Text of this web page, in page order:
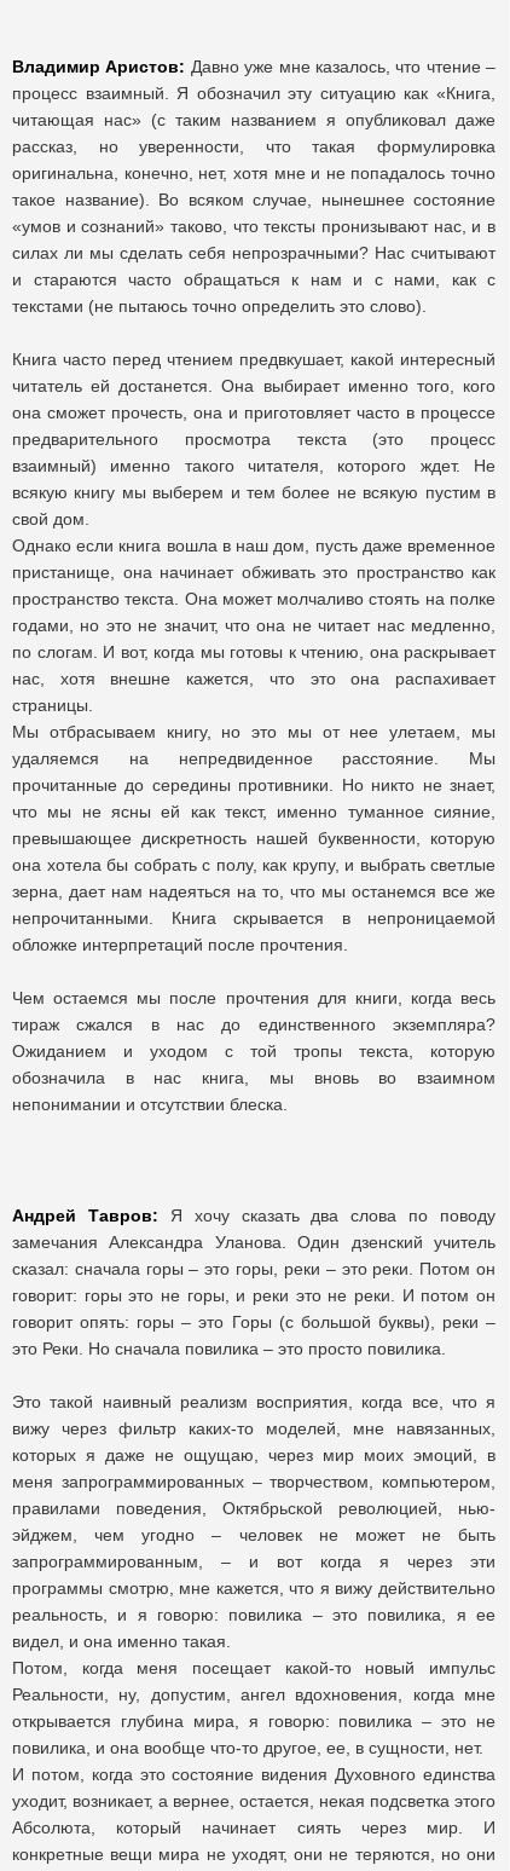
Владимир Аристов: Давно уже мне казалось, что чтение –
процесс взаимный. Я обозначил эту ситуацию как «Книга,
читающая нас» (с таким названием я опубликовал даже
рассказ, но уверенности, что такая формулировка
оригинальна, конечно, нет, хотя мне и не попадалось точно
такое название). Во всяком случае, нынешнее состояние
«умов и сознаний» таково, что тексты пронизывают нас, и в
силах ли мы сделать себя непрозрачными? Нас считывают
и стараются часто обращаться к нам и с нами, как с
текстами (не пытаюсь точно определить это слово).
Книга часто перед чтением предвкушает, какой интересный
читатель ей достанется. Она выбирает именно того, кого
она сможет прочесть, она и приготовляет часто в процессе
предварительного просмотра текста (это процесс
взаимный) именно такого читателя, которого ждет. Не
всякую книгу мы выберем и тем более не всякую пустим в
свой дом.
Однако если книга вошла в наш дом, пусть даже временное
пристанище, она начинает обживать это пространство как
пространство текста. Она может молчаливо стоять на полке
годами, но это не значит, что она не читает нас медленно,
по слогам. И вот, когда мы готовы к чтению, она раскрывает
нас, хотя внешне кажется, что это она распахивает
страницы.
Мы отбрасываем книгу, но это мы от нее улетаем, мы
удаляемся на непредвиденное расстояние. Мы
прочитанные до середины противники. Но никто не знает,
что мы не ясны ей как текст, именно туманное сияние,
превышающее дискретность нашей буквенности, которую
она хотела бы собрать с полу, как крупу, и выбрать светлые
зерна, дает нам надеяться на то, что мы останемся все же
непрочитанными. Книга скрывается в непроницаемой
обложке интерпретаций после прочтения.
Чем остаемся мы после прочтения для книги, когда весь
тираж сжался в нас до единственного экземпляра?
Ожиданием и уходом с той тропы текста, которую
обозначила в нас книга, мы вновь во взаимном
непонимании и отсутствии блеска.
Андрей Тавров: Я хочу сказать два слова по поводу
замечания Александра Уланова. Один дзенский учитель
сказал: сначала горы – это горы, реки – это реки. Потом он
говорит: горы это не горы, и реки это не реки. И потом он
говорит опять: горы – это Горы (с большой буквы), реки –
это Реки. Но сначала повилика – это просто повилика.
Это такой наивный реализм восприятия, когда все, что я
вижу через фильтр каких-то моделей, мне навязанных,
которых я даже не ощущаю, через мир моих эмоций, в
меня запрограммированных – творчеством, компьютером,
правилами поведения, Октябрьской революцией, нью-
эйджем, чем угодно – человек не может не быть
запрограммированным, – и вот когда я через эти
программы смотрю, мне кажется, что я вижу действительно
реальность, и я говорю: повилика – это повилика, я ее
видел, и она именно такая.
Потом, когда меня посещает какой-то новый импульс
Реальности, ну, допустим, ангел вдохновения, когда мне
открывается глубина мира, я говорю: повилика – это не
повилика, и она вообще что-то другое, ее, в сущности, нет.
И потом, когда это состояние видения Духовного единства
уходит, возникает, а вернее, остается, некая подсветка этого
Абсолюта, который начинает сиять через мир. И
конкретные вещи мира не уходят, они не теряются, но они